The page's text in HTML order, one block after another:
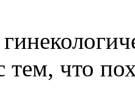
тем, что